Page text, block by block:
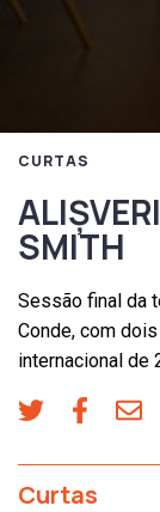
CURTAS
SMITH
Sessão final da
Conde, com
internacional de
Curtas